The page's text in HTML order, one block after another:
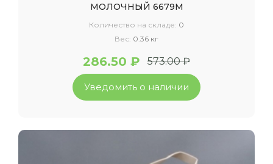
МОЛОЧНЫЙ 6679М
Количество на складе: 0
Вес: 0.36 кг
286.50 ₽ 573.00 ₽
Уведомить о наличии